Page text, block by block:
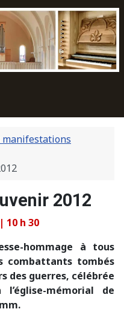
manifestations
2012
10 h 30
hommage à tous
combattants tombés
des guerres, célébrée
l’église-mémorial de